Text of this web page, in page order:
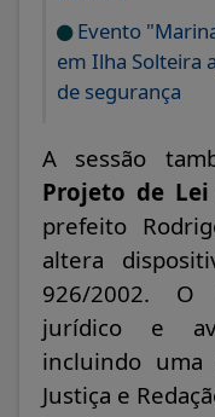
Evento
em Ilha Solteira
de segurança
A sessão
Projeto de Lei
prefeito
altera
926/2002. O
jurídico e
incluindo uma
Justiça e